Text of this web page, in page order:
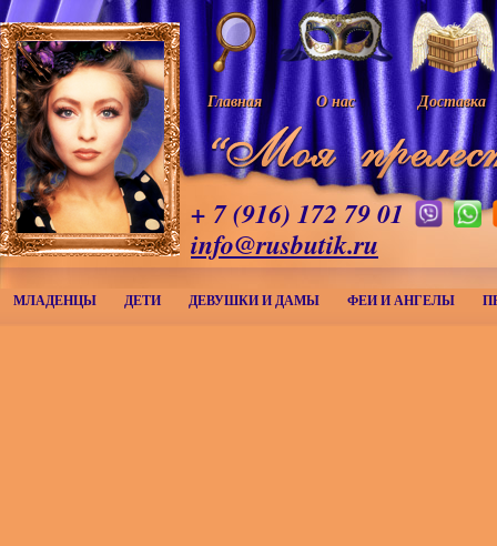
Главная О нас Доставка
+ 7 (916) 172 79 01
info@rusbutik.ru
МЛАДЕНЦЫ ДЕТИ ДЕВУШКИ И ДАМЫ ФЕИ И АНГЕЛЫ